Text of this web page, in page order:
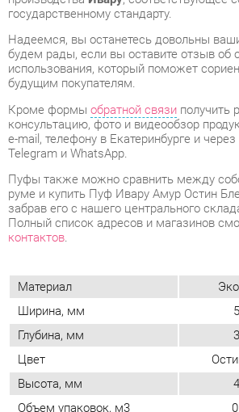
Кроме формыобратной связиполучить
консультацию, фото и видеообзор
e-mail, телефону в Екатеринбурге и через
Telegram и WhatsApp.
Пуфы также можно сравнить между
забрав его с нашего центрального склада в
Полный список адресов и магазинов
контактов.
Материал
Ширина, мм
Глубина, мм
Высота, мм
Объем упаковок, м3
Вес упаковок, кг
10
Количество упаковок
1
Максимальная высота, мм
Ящик для
Со спинкой